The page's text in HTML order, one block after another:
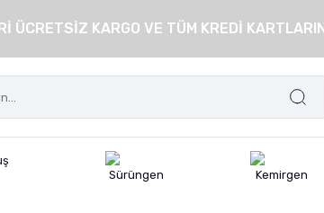
ÜCRETSİZ KARGO VE TÜM KREDİ